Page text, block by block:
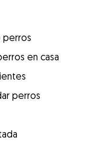
perros
en casa
perros